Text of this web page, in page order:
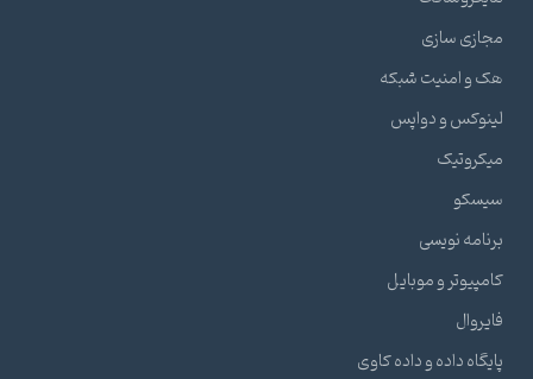
مجازی سازی
هک و امنیت شبکه
لینوکس و دواپس
میکروتیک
سیسکو
برنامه نویسی
کامپیوتر و موبایل
فایروال
پایگاه داده و داده کاوی